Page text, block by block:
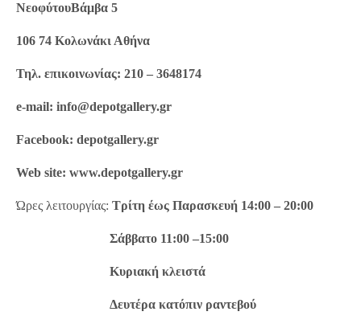
ΝεοφύτουΒάμβα 5
106 74 Κολωνάκι Αθήνα
Τηλ. επικοινωνίας: 210 – 3648174
e-mail: info@depotgallery.gr
Facebook: depotgallery.gr
Web site: www.depotgallery.gr
Ώρες λειτουργίας: Τρίτη έως Παρασκευή 14:00 – 20:00
Σάββατο 11:00 –15:00
Κυριακή κλειστά
Δευτέρα κατόπιν ραντεβού